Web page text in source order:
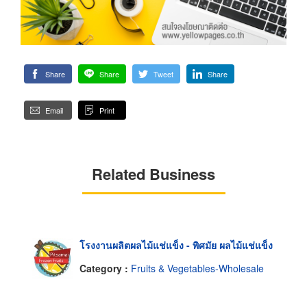
Share Share Tweet Share
Email Print
Related Business
โรงงานผลิตผลไม้แช่แข็ง - พิศมัย ผลไม้แช่แข็ง
Category : Fruits & Vegetables-Wholesale